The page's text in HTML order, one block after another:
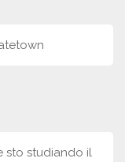
sto studiando il